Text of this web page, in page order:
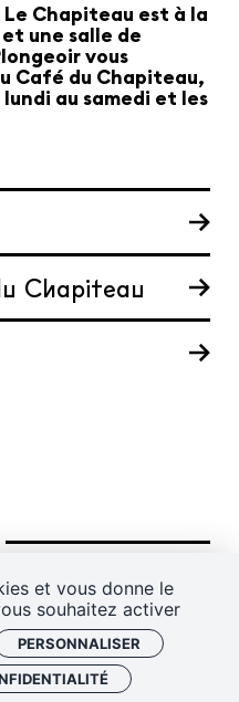
et vous donne le
souhaitez activer
PERSONNALISER
Chapiteau est à la
une salle de
vous
Café du Chapiteau,
au samedi et les
Chapiteau
6 boulevard Winston
Churchill
72100 Le Mans